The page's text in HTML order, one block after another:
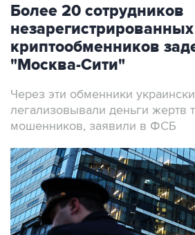
Более 20 сотрудников
незарегистрированных
криптообменников
"Москва-Сити"
Через эти обменники
легализовывали деньги жертв
мошенников, заявили в ФСБ